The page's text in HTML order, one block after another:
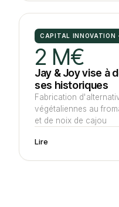
CAPITAL INNOVATION
2 M€
Jay & Joy vise à
ses historiques
Fabrication
végétaliennes au
et de noix de cajou
Lire